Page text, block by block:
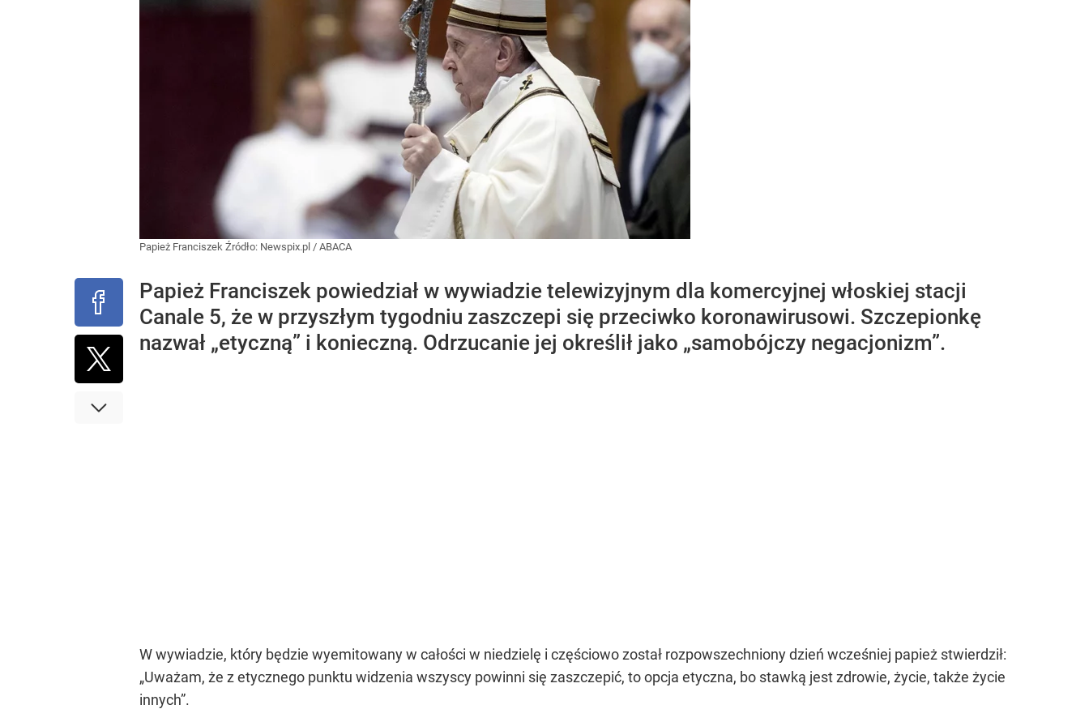
Papież Franciszek Źródło: Newspix.pl / ABACA
Papież Franciszek powiedział w wywiadzie telewizyjnym dla komercyjnej włoskiej stacji
Canale 5, że w przyszłym tygodniu zaszczepi się przeciwko koronawirusowi. Szczepionkę
nazwał „etyczną” i konieczną. Odrzucanie jej określił jako „samobójczy negacjonizm”.
W wywiadzie, który będzie wyemitowany w całości w niedzielę i częściowo został rozpowszechniony dzień wcześniej papież stwierdził:
„Uważam, że z etycznego punktu widzenia wszyscy powinni się zaszczepić, to opcja etyczna, bo stawką jest zdrowie, życie, także życie
innych”.